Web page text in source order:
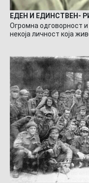
ЕДЕН И ЕДИНСТВЕН-
Огромна одговорност
некоја личност која